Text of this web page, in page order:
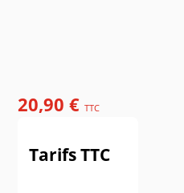
20,90 €TTC
Tarifs TTC